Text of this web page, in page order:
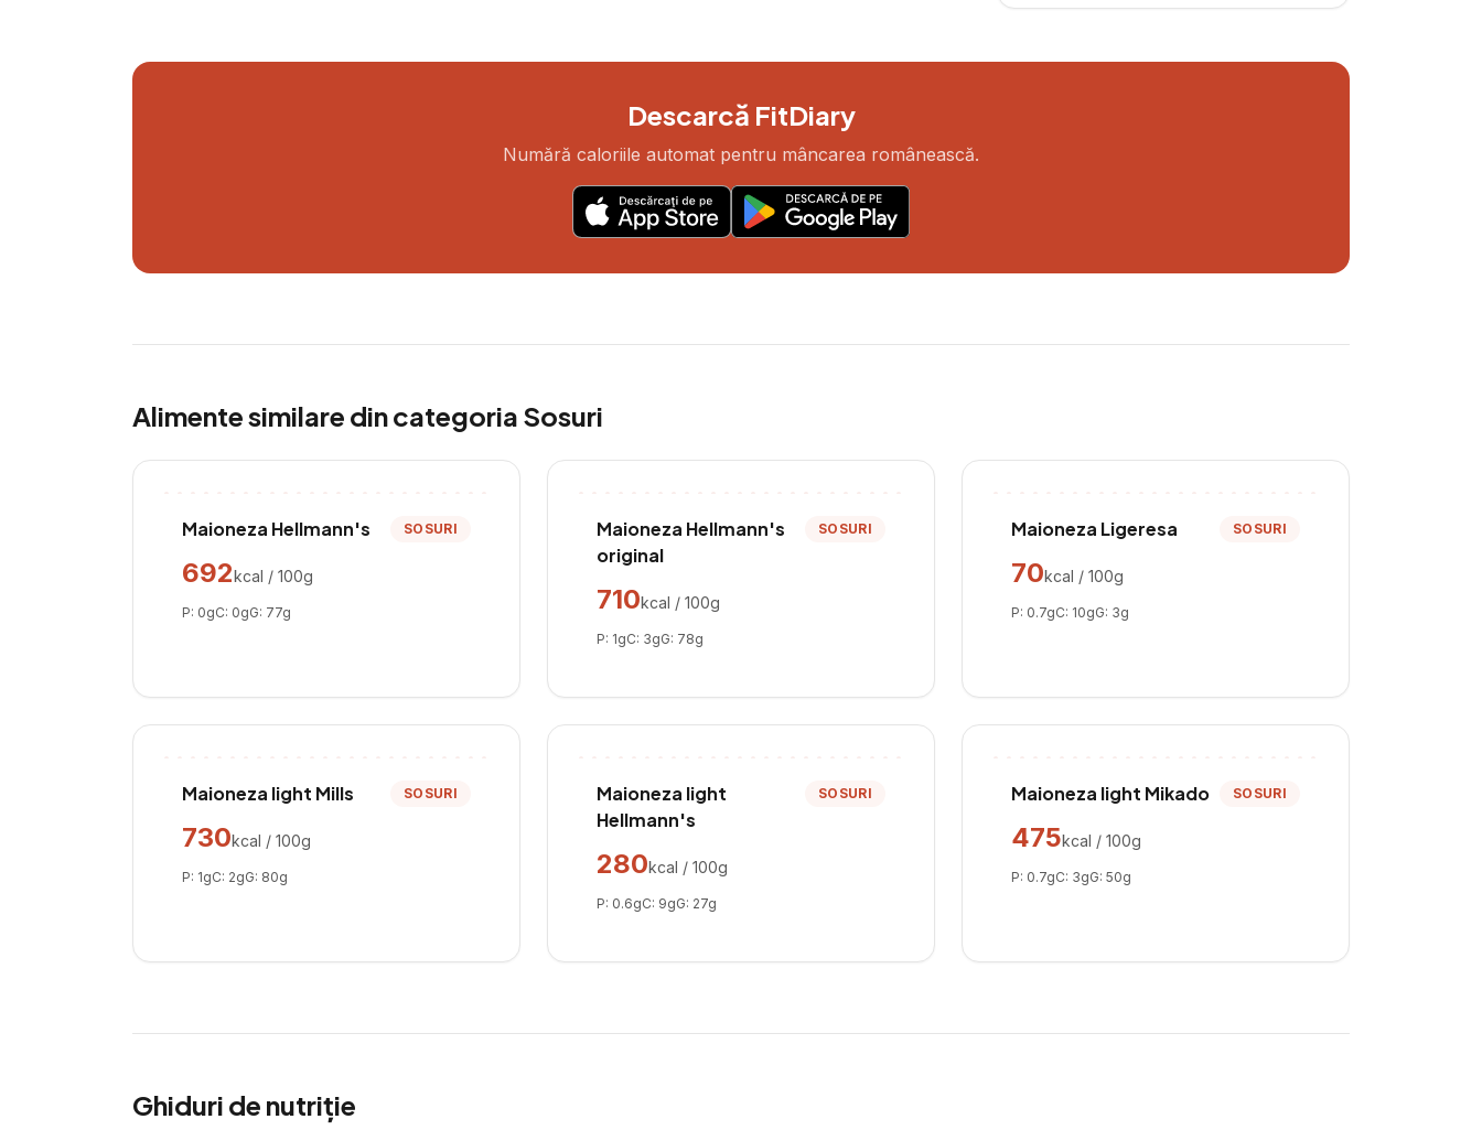
Descarcă FitDiary
Numără caloriile automat pentru mâncarea românească.
Alimente similare din categoria Sosuri
Maioneza Hellmann's SOSURI
692kcal / 100g
P: 0gC: 0gG: 77g
Maioneza Hellmann's
original
SOSURI
710kcal / 100g
P: 1gC: 3gG: 78g
Maioneza Ligeresa SOSURI
70kcal / 100g
P: 0.7gC: 10gG: 3g
Maioneza light Mills SOSURI
730kcal / 100g
P: 1gC: 2gG: 80g
Maioneza light
Hellmann's
SOSURI
280kcal / 100g
P: 0.6gC: 9gG: 27g
Maioneza light Mikado SOSURI
475kcal / 100g
P: 0.7gC: 3gG: 50g
Ghiduri de nutriție